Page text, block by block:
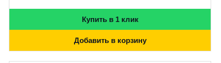
Купить в 1 клик
Добавить в корзину